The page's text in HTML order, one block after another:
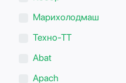
Марихолодмаш
Техно-ТТ
Abat
Apach